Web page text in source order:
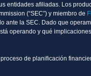
entidades afiliadas. Los
(“SEC”) y miembro de
la SEC. Dado que
operando y qué
de planificación